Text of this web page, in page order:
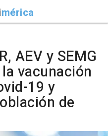
mérica
AEV y SEMG
vacunación
19 y
de